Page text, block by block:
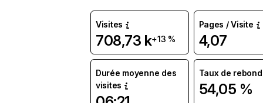
Visites
708,73 k+13 %
Pages / Visite
4,07
Durée moyenne des
visites
Taux de rebond
54,05 %